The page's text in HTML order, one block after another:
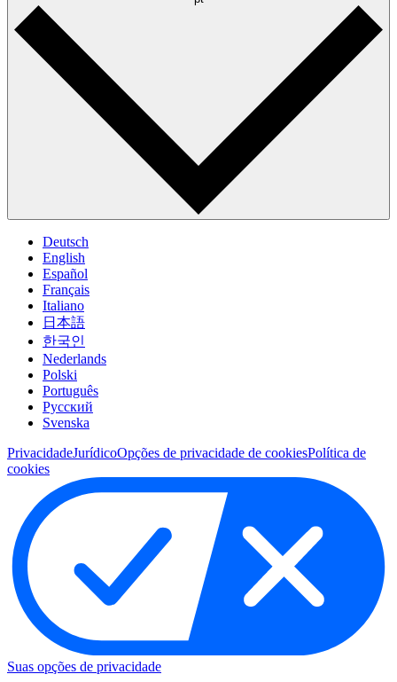
Deutsch
English
Español
Français
Italiano
日本語
한국인
Nederlands
Polski
Português
Pусский
Svenska
PrivacidadeJurídicoOpções de privacidade de cookiesPolítica de
cookies
Suas opções de privacidade